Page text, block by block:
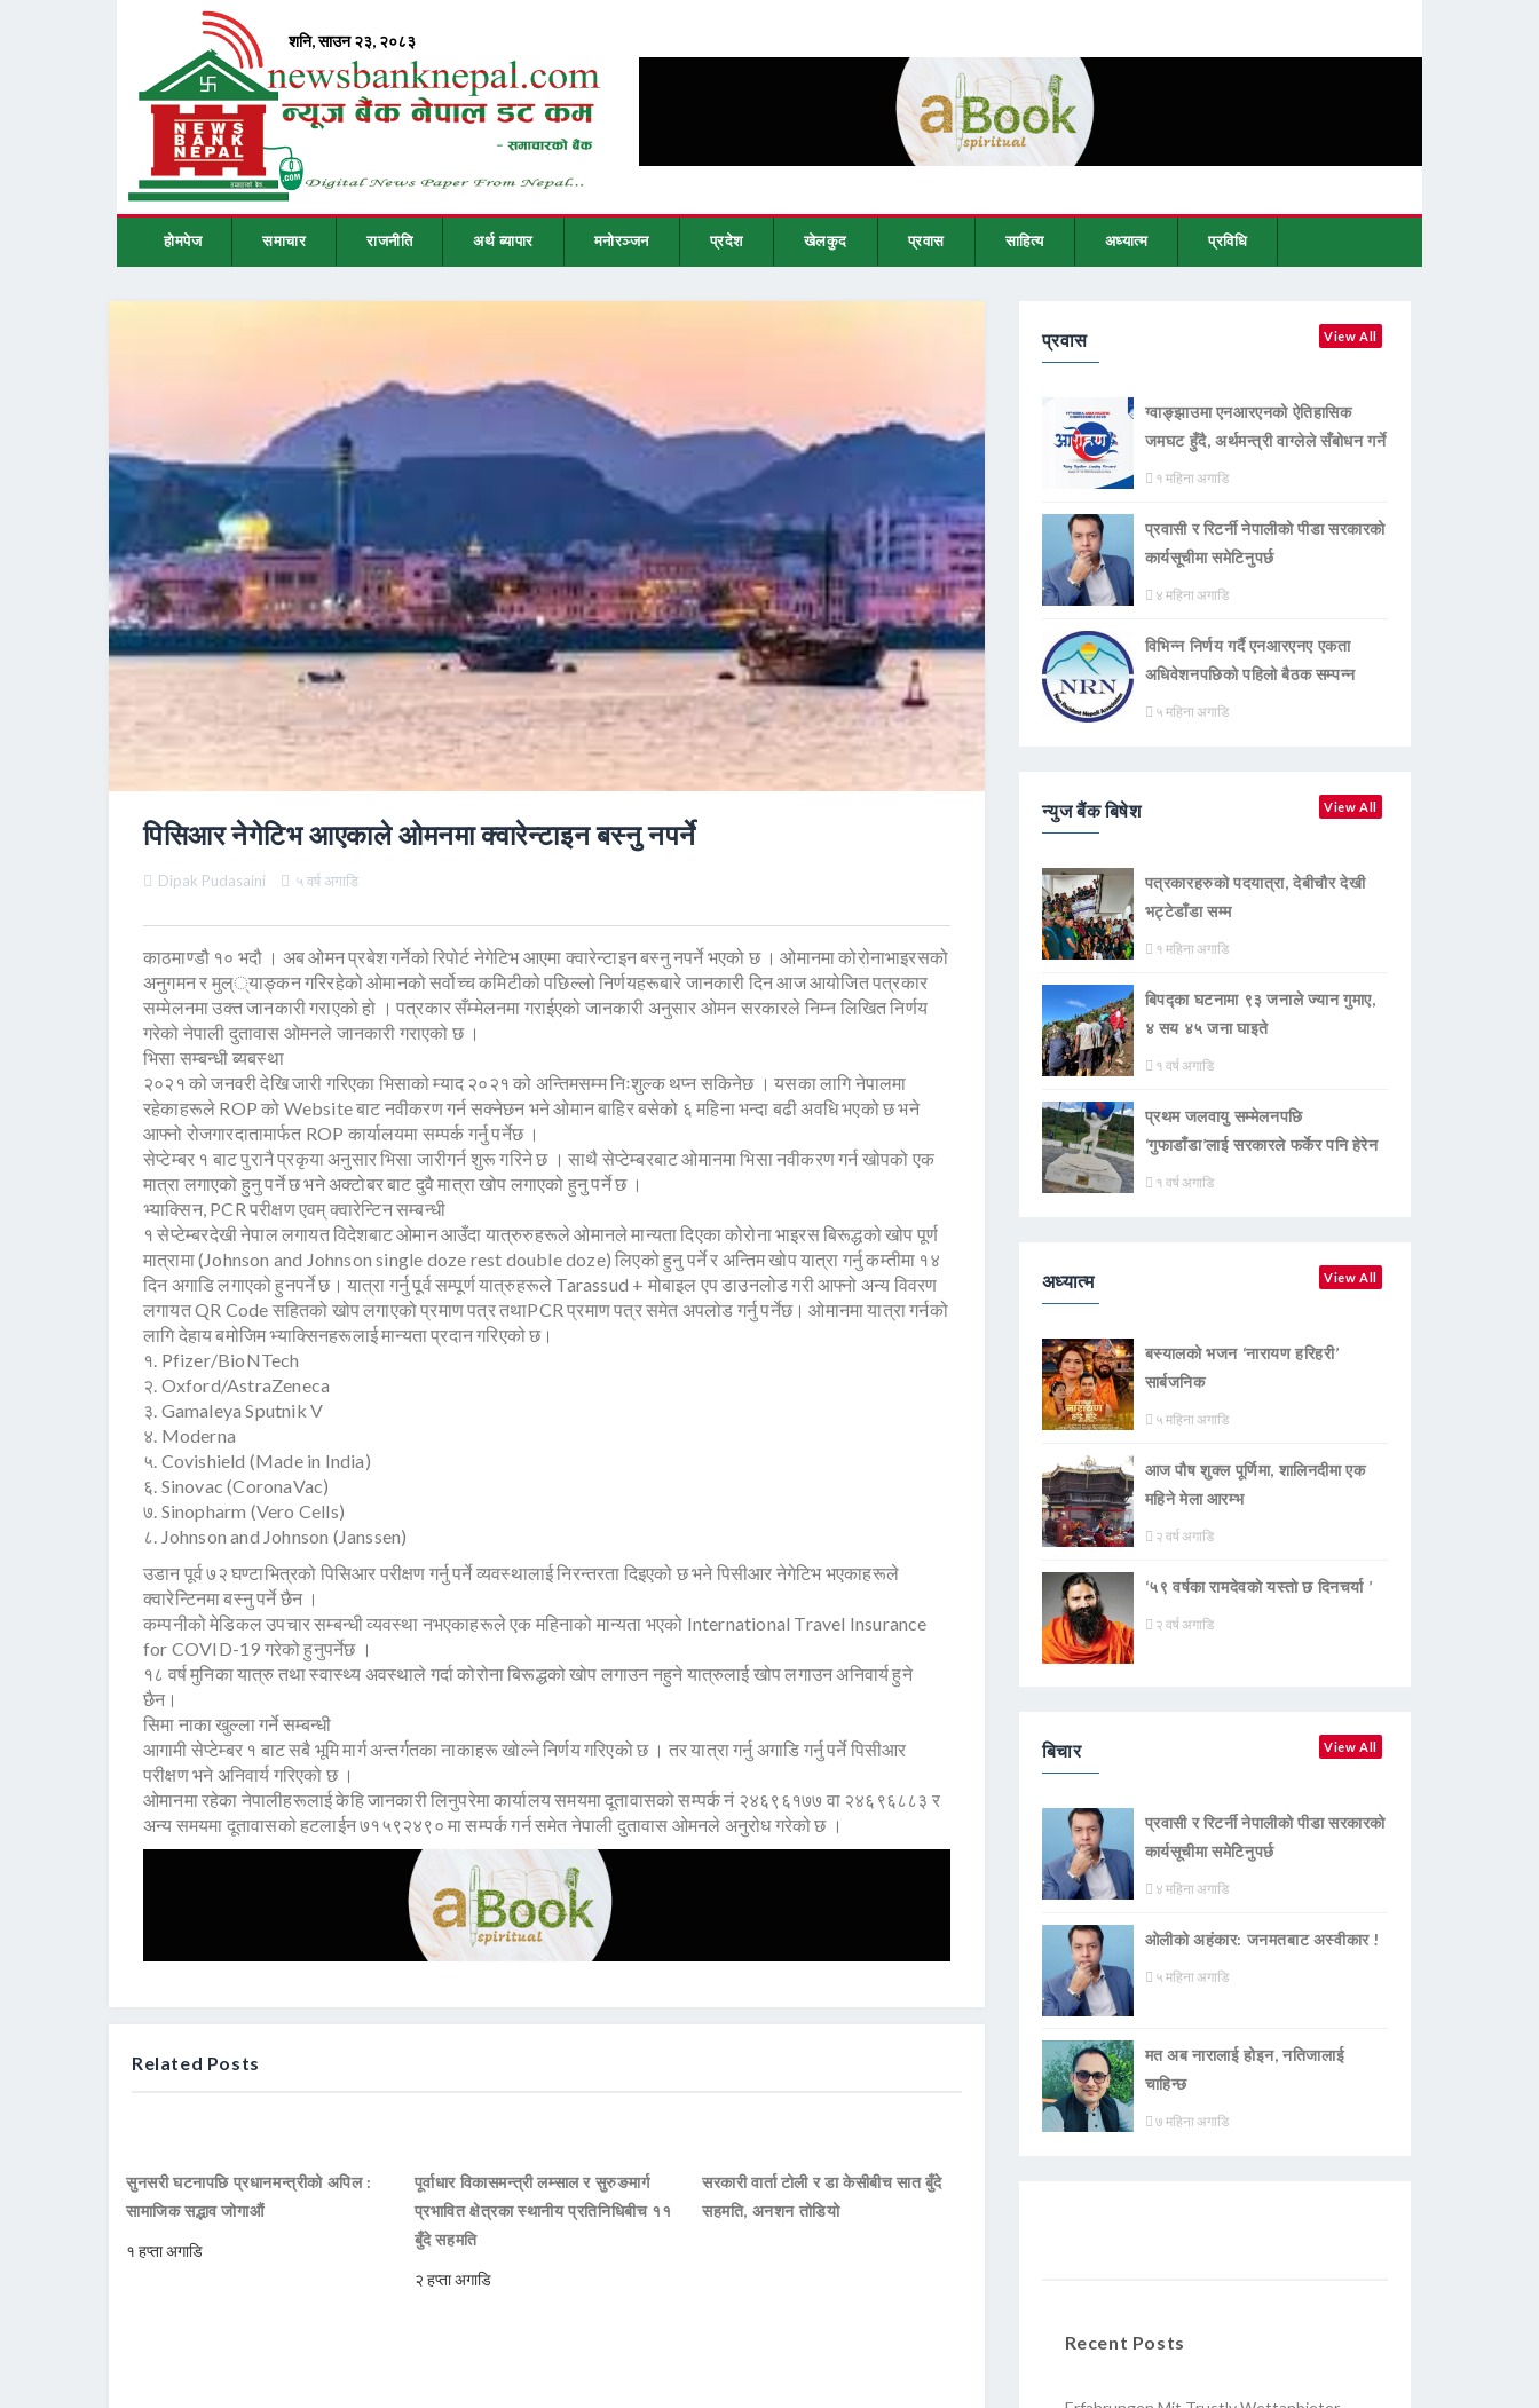
होमपेज समाचार राजनीति अर्थ ब्यापार मनोरञ्जन प्रदेश खेलकुद प्रवास साहित्य अध्यात्म प्रविधि
पिसिआर नेगेटिभ आएकाले ओमनमा क्वारेन्टाइन बस्नु नपर्ने
Dipak Pudasaini ५ वर्ष अगाडि
काठमाण्डौ १० भदौ । अब ओमन प्रबेश गर्नेको रिपोर्ट नेगेटिभ आएमा क्वारेन्टाइन बस्नु नपर्ने भएको छ । ओमानमा कोरोनाभाइरसको
अनुगमन र मुल््याङ्कन गरिरहेको ओमानको सर्वोच्च कमिटीको पछिल्लो निर्णयहरूबारे जानकारी दिन आज आयोजित पत्रकार
सम्मेलनमा उक्त जानकारी गराएको हो । पत्रकार सँम्मेलनमा गराईएको जानकारी अनुसार ओमन सरकारले निम्न लिखित निर्णय
गरेको नेपाली दुतावास ओमनले जानकारी गराएको छ ।
भिसा सम्बन्धी ब्यबस्था
२०२१ को जनवरी देखि जारी गरिएका भिसाको म्याद २०२१ को अन्तिमसम्म निःशुल्क थप्न सकिनेछ । यसका लागि नेपालमा
रहेकाहरूले ROP को Website बाट नवीकरण गर्न सक्नेछन भने ओमान बाहिर बसेको ६ महिना भन्दा बढी अवधि भएको छ भने
आफ्नो रोजगारदातामार्फत ROP कार्यालयमा सम्पर्क गर्नु पर्नेछ ।
सेप्टेम्बर १ बाट पुरानै प्रकृया अनुसार भिसा जारीगर्न शुरू गरिने छ । साथै सेप्टेम्बरबाट ओमानमा भिसा नवीकरण गर्न खोपको एक
मात्रा लगाएको हुनु पर्ने छ भने अक्टोबर बाट दुवै मात्रा खोप लगाएको हुनु पर्ने छ ।
भ्याक्सिन, PCR परीक्षण एवम् क्वारेन्टिन सम्बन्धी
१ सेप्टेम्बरदेखी नेपाल लगायत विदेशबाट ओमान आउँदा यात्रुरुहरूले ओमानले मान्यता दिएका कोरोना भाइरस बिरूद्धको खोप पूर्ण
मात्रामा (Johnson and Johnson single doze rest double doze) लिएको हुनु पर्ने र अन्तिम खोप यात्रा गर्नु कम्तीमा १४
दिन अगाडि लगाएको हुनपर्ने छ। यात्रा गर्नु पूर्व सम्पूर्ण यात्रुहरूले Tarassud + मोबाइल एप डाउनलोड गरी आफ्नो अन्य विवरण
लगायत QR Code सहितको खोप लगाएको प्रमाण पत्र तथाPCR प्रमाण पत्र समेत अपलोड गर्नु पर्नेछ। ओमानमा यात्रा गर्नको
लागि देहाय बमोजिम भ्याक्सिनहरूलाई मान्यता प्रदान गरिएको छ।
१. Pfizer/BioNTech
२. Oxford/AstraZeneca
३. Gamaleya Sputnik V
४. Moderna
५. Covishield (Made in India)
६. Sinovac (CoronaVac)
७. Sinopharm (Vero Cells)
८. Johnson and Johnson (Janssen)
उडान पूर्व ७२ घण्टाभित्रको पिसिआर परीक्षण गर्नु पर्ने व्यवस्थालाई निरन्तरता दिइएको छ भने पिसीआर नेगेटिभ भएकाहरूले
क्वारेन्टिनमा बस्नु पर्ने छैन ।
कम्पनीको मेडिकल उपचार सम्बन्धी व्यवस्था नभएकाहरूले एक महिनाको मान्यता भएको International Travel Insurance
for COVID-19 गरेको हुनुपर्नेछ ।
१८ वर्ष मुनिका यात्रु तथा स्वास्थ्य अवस्थाले गर्दा कोरोना बिरूद्धको खोप लगाउन नहुने यात्रुलाई खोप लगाउन अनिवार्य हुने
छैन।
सिमा नाका खुल्ला गर्ने सम्बन्धी
आगामी सेप्टेम्बर १ बाट सबै भूमि मार्ग अन्तर्गतका नाकाहरू खोल्ने निर्णय गरिएको छ । तर यात्रा गर्नु अगाडि गर्नु पर्ने पिसीआर
परीक्षण भने अनिवार्य गरिएको छ ।
ओमानमा रहेका नेपालीहरूलाई केहि जानकारी लिनुपरेमा कार्यालय समयमा दूतावासको सम्पर्क नं २४६९६१७७ वा २४६९६८८३ र
अन्य समयमा दूतावासको हटलाईन ७१५९२४९० मा सम्पर्क गर्न समेत नेपाली दुतावास ओमनले अनुरोध गरेको छ ।
Related Posts
सुनसरी घटनापछि प्रधानमन्त्रीको अपिल :
सामाजिक सद्भाव जोगाऔं
१ हप्ता अगाडि
पूर्वाधार विकासमन्त्री लम्साल र सुरुङमार्ग
प्रभावित क्षेत्रका स्थानीय प्रतिनिधिबीच ११
बुँदे सहमति
२ हप्ता अगाडि
सरकारी वार्ता टोली र डा केसीबीच सात बुँदे
सहमति, अनशन तोडियो
प्रवास View All
ग्वाङ्झाउमा एनआरएनको ऐतिहासिक
जमघट हुँदै, अर्थमन्त्री वाग्लेले सँबोधन गर्ने
१ महिना अगाडि
प्रवासी र रिटर्नी नेपालीको पीडा सरकारको
कार्यसूचीमा समेटिनुपर्छ
४ महिना अगाडि
विभिन्न निर्णय गर्दै एनआरएनए एकता
अधिवेशनपछिको पहिलो बैठक सम्पन्न
५ महिना अगाडि
न्युज बैंक बिषेश View All
पत्रकारहरुको पदयात्रा, देबीचौर देखी
भट्टेडाँडा सम्म
१ महिना अगाडि
बिपद्का घटनामा ९३ जनाले ज्यान गुमाए,
४ सय ४५ जना घाइते
१ वर्ष अगाडि
प्रथम जलवायु सम्मेलनपछि
‘गुफाडाँडा’लाई सरकारले फर्केर पनि हेरेन
१ वर्ष अगाडि
अध्यात्म View All
बस्यालको भजन ‘नारायण हरिहरी’
सार्बजनिक
५ महिना अगाडि
आज पौष शुक्ल पूर्णिमा, शालिनदीमा एक
महिने मेला आरम्भ
२ वर्ष अगाडि
‘५९ वर्षका रामदेवकाे यस्ताे छ दिनचर्या ’
२ वर्ष अगाडि
बिचार View All
प्रवासी र रिटर्नी नेपालीको पीडा सरकारको
कार्यसूचीमा समेटिनुपर्छ
४ महिना अगाडि
ओलीको अहंकार: जनमतबाट अस्वीकार !
५ महिना अगाडि
मत अब नारालाई होइन, नतिजालाई
चाहिन्छ
७ महिना अगाडि
Recent Posts